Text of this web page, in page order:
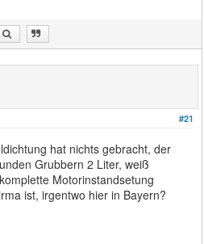
#21
hat nichts gebracht, der
Grubbern 2 Liter, weiß
Motorinstandsetung
ist, irgentwo hier in Bayern?